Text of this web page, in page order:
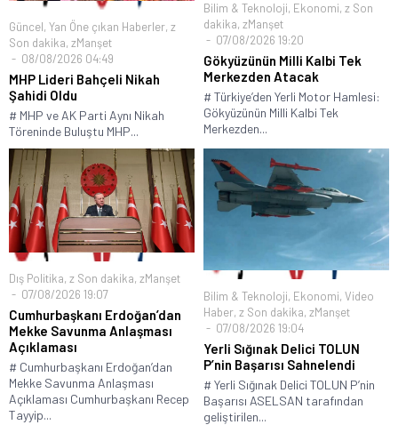
Güncel, Yan Öne çıkan Haberler, z
Son dakika, zManşet
08/08/2026 04:49
MHP Lideri Bahçeli Nikah
Şahidi Oldu
# MHP ve AK Parti Aynı Nikah
Töreninde Buluştu MHP...
Bilim & Teknoloji, Ekonomi, z Son
dakika, zManşet
07/08/2026 19:20
Gökyüzünün Milli Kalbi Tek
Merkezden Atacak
# Türkiye’den Yerli Motor Hamlesi:
Gökyüzünün Milli Kalbi Tek
Merkezden...
Dış Politika, z Son dakika, zManşet
07/08/2026 19:07
Cumhurbaşkanı Erdoğan’dan
Mekke Savunma Anlaşması
Açıklaması
# Cumhurbaşkanı Erdoğan’dan
Mekke Savunma Anlaşması
Açıklaması Cumhurbaşkanı Recep
Tayyip...
Bilim & Teknoloji, Ekonomi, Video
Haber, z Son dakika, zManşet
07/08/2026 19:04
Yerli Sığınak Delici TOLUN
P’nin Başarısı Sahnelendi
# Yerli Sığınak Delici TOLUN P’nin
Başarısı ASELSAN tarafından
geliştirilen...